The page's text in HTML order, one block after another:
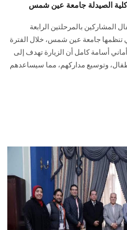
الزائـرون
سجل الان
الصيدلة جامعة عين شمس
المشاركين بالمرحلتين الرابعة
تنظمها جامعة عين شمس، خلال الفترة
وأكدت أ. د. أماني أسامة كامل أن الزيارة تهدف إلى
وتوسيع مداركهم، مما سيساعدهم